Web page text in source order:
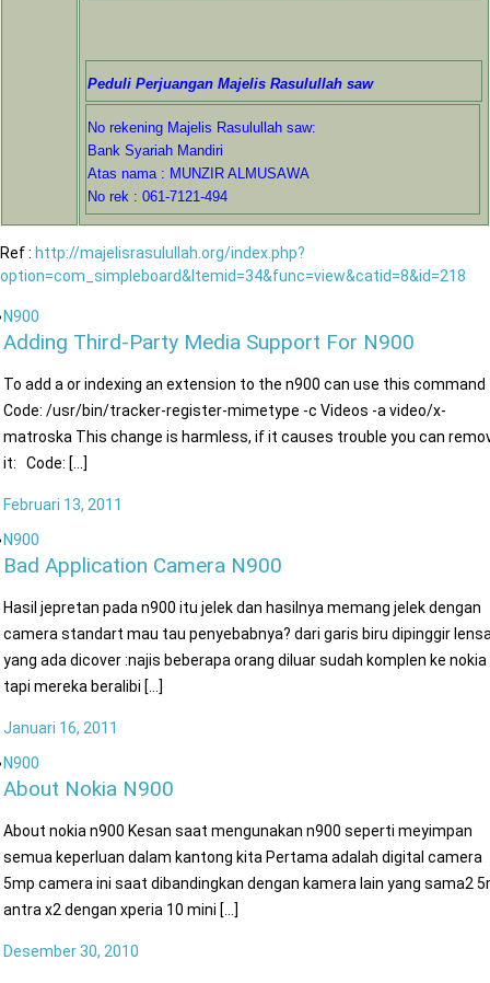
Peduli Perjuangan Majelis Rasulullah saw
No rekening Majelis Rasulullah saw:
Bank Syariah Mandiri
Atas nama : MUNZIR ALMUSAWA
No rek : 061-7121-494
Ref : http://majelisrasulullah.org/index.php?
option=com_simpleboard&Itemid=34&func=view&catid=8&id=218
N900
Adding Third-Party Media Support For N900
To add a or indexing an extension to the n900 can use this
Code: /usr/bin/tracker-register-mimetype -c Videos -a video/x-
matroska This change is harmless, if it causes trouble you can
it: Code: [...]
Februari 13, 2011
N900
Bad Application Camera N900
Hasil jepretan pada n900 itu jelek dan hasilnya memang jelek dengan
camera standart mau tau penyebabnya? dari garis biru dipinggir
yang ada dicover :najis beberapa orang diluar sudah komplen ke nokia
tapi mereka beralibi [...]
Januari 16, 2011
N900
About Nokia N900
About nokia n900 Kesan saat mengunakan n900 seperti meyimpan
semua keperluan dalam kantong kita Pertama adalah digital camera
5mp camera ini saat dibandingkan dengan kamera lain yang sama2
antra x2 dengan xperia 10 mini [...]
Desember 30, 2010